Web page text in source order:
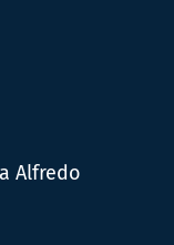
Alfredo